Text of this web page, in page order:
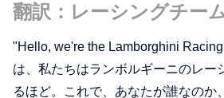
翻訳：レーシングチー
"Hello, we're the Lamborghini
は、私たちはランボルギーニのレー
るほど。これで、あなたが誰なのか